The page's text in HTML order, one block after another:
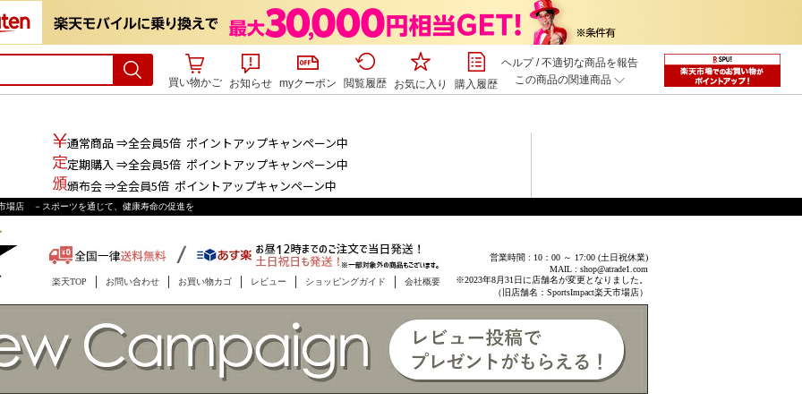
買い物かご お知らせ myクーポン 閲覧履歴 お気に入り 購入履歴
ヘルプ/不適切な商品を報告
この商品の関連商品
通常商品 ⇒全会員5倍 ポイントアップキャンペーン中
定期購入 ⇒全会員5倍 ポイントアップキャンペーン中
頒布会 ⇒全会員5倍 ポイントアップキャンペーン中
の商品は商品毎に倍率が異なります。